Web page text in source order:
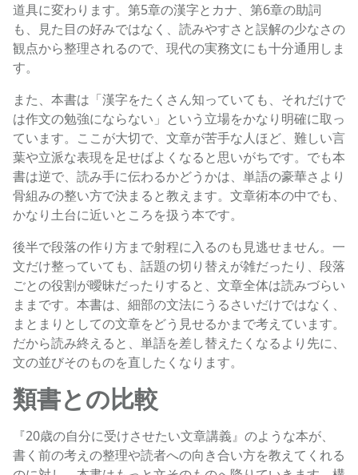
道具に変わります。第5章の漢字とカナ、第6章の助詞
も、見た目の好みではなく、読みやすさと誤解の少なさの
観点から整理されるので、現代の実務文にも十分通用しま
す。
また、本書は「漢字をたくさん知っていても、それだけで
は作文の勉強にならない」という立場をかなり明確に取っ
ています。ここが大切で、文章が苦手な人ほど、難しい言
葉や立派な表現を足せばよくなると思いがちです。でも本
書は逆で、読み手に伝わるかどうかは、単語の豪華さより
骨組みの整い方で決まると教えます。文章術本の中でも、
かなり土台に近いところを扱う本です。
後半で段落の作り方まで射程に入るのも見逃せません。一
文だけ整っていても、話題の切り替えが雑だったり、段落
ごとの役割が曖昧だったりすると、文章全体は読みづらい
ままです。本書は、細部の文法にうるさいだけではなく、
まとまりとしての文章をどう見せるかまで考えています。
だから読み終えると、単語を差し替えたくなるより先に、
文の並びそのものを直したくなります。
類書との比較
『20歳の自分に受けさせたい文章講義』のような本が、
書く前の考えの整理や読者への向き合い方を教えてくれる